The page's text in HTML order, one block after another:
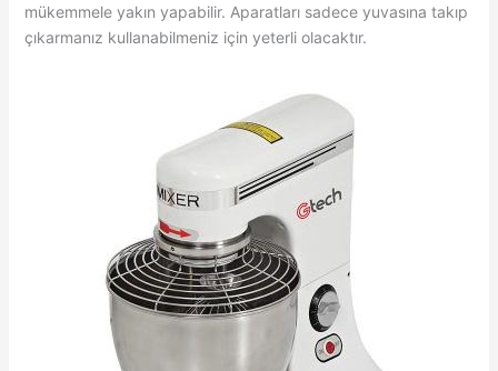
mükemmele yakın yapabilir. Aparatları sadece yuvasına takıp
çıkarmanız kullanabilmeniz için yeterli olacaktır.